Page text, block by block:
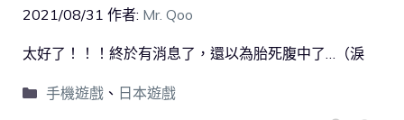
2021/08/31 作者: Mr. Qoo
太好了！！！終於有消息了，還以為胎死腹中了…（淚
手機遊戲、 日本遊戲